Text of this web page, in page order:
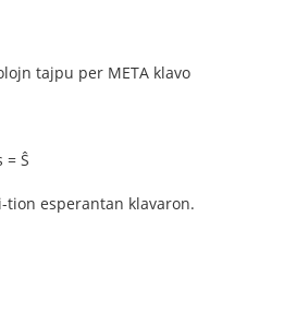
tajpu per META klavo
= Ŝ
tion esperantan klavaron.